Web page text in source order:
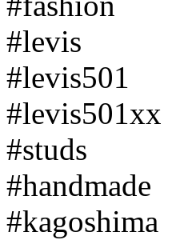
#levis
#levis501
#levis501xx
#studs
#handmade
#kagoshima